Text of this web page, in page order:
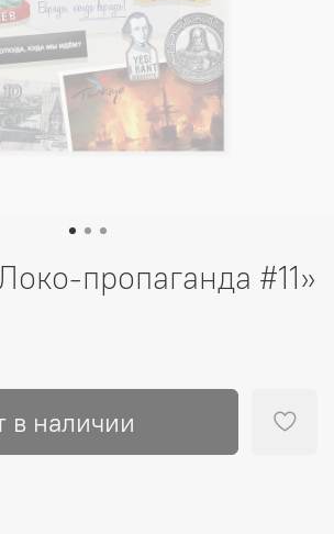
пропаганда #11»
в наличии